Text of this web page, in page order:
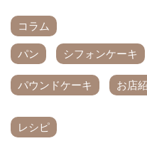
コラム
パン シフォンケーキ
パウンドケーキ お店
レシピ